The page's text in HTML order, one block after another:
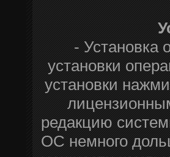
- Установка
установки
установки
редакцию
ОС немного